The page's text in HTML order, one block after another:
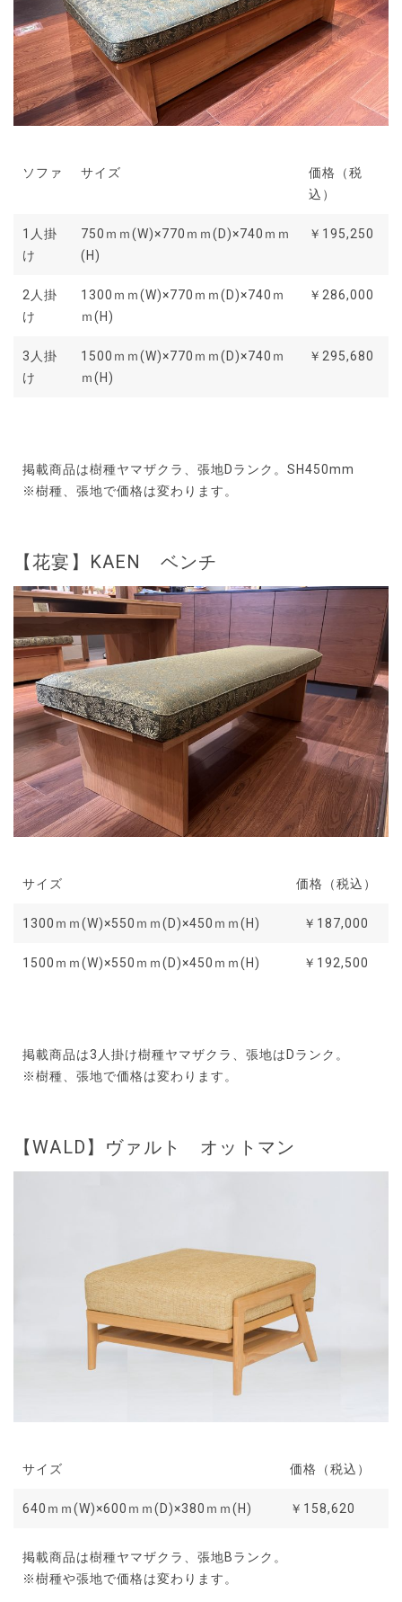
ソファ サイズ
価格（税
込）
1人掛
け
750ｍｍ(W)×770ｍｍ(D)×740ｍｍ
(H)
￥195,250
2人掛
け
1300ｍｍ(W)×770ｍｍ(D)×740ｍ
ｍ(H)
￥286,000
3人掛
け
1500ｍｍ(W)×770ｍｍ(D)×740ｍ
ｍ(H)
￥295,680
掲載商品は樹種ヤマザクラ、張地Dランク。SH450mm
※樹種、張地で価格は変わります。
【花宴】KAEN ベンチ
サイズ 価格（税込）
1300ｍｍ(W)×550ｍｍ(D)×450ｍｍ(H) ￥187,000
1500ｍｍ(W)×550ｍｍ(D)×450ｍｍ(H) ￥192,500
掲載商品は3人掛け樹種ヤマザクラ、張地はDランク。
※樹種、張地で価格は変わります。
【WALD】ヴァルト オットマン
サイズ 価格（税込）
640ｍｍ(W)×600ｍｍ(D)×380ｍｍ(H) ￥158,620
掲載商品は樹種ヤマザクラ、張地Bランク。
※樹種や張地で価格は変わります。